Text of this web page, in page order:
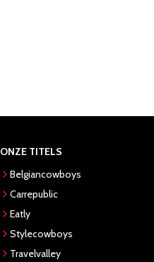
ONZE TITELS
Belgiancowboys
Carrepublic
Eatly
Stylecowboys
Travelvalley